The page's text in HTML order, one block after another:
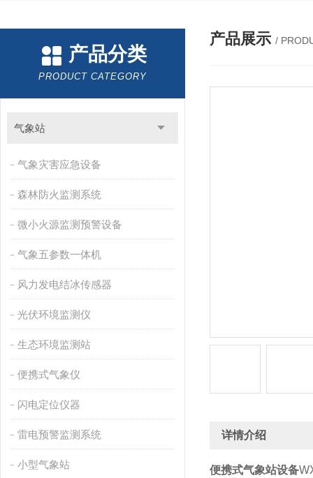
产品分类
PRODUCT CATEGORY
气象站
气象灾害应急设备
森林防火监测系统
微小火源监测预警设备
气象五参数一体机
风力发电结冰传感器
光伏环境监测仪
生态环境监测站
便携式气象仪
闪电定位仪器
雷电预警监测系统
小型气象站
产品展示 /
详情介绍
便携式气象站设备